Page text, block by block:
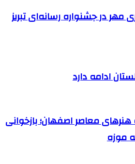
مهر در جشنواره رسانه‌ای تبریز
ادامه دارد
معاصر اصفهان؛ بازخوانی
موزه